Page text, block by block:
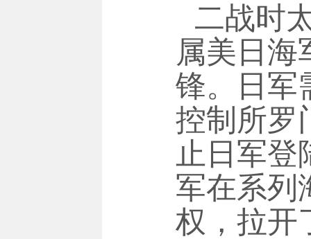
二战时
属美日海
锋。日军
控制所罗
止日军
军在系列
权，拉开